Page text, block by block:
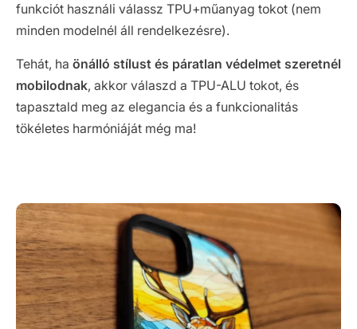
funkciót használi válassz TPU+műanyag tokot (nem
minden modelnél áll rendelkezésre).
Tehát, ha önálló stílust és páratlan védelmet szeretnél
mobilodnak, akkor válaszd a TPU-ALU tokot, és
tapasztald meg az elegancia és a funkcionalitás
tökéletes harmóniáját még ma!